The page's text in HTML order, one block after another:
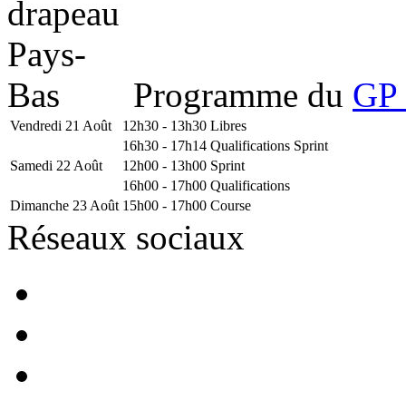
Programme du
Vendredi 21 Août 12h30 - 13h30 Libres
16h30 - 17h14 Qualifications Sprint
Samedi 22 Août
12h00 - 13h00 Sprint
16h00 - 17h00 Qualifications
Dimanche 23 Août 15h00 - 17h00 Course
Réseaux sociaux